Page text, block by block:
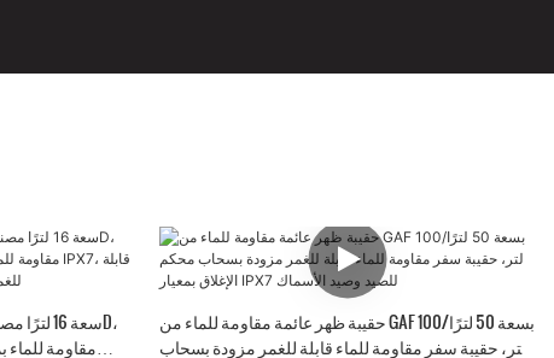
حقيبة ظهر عائمة مقاومة للماء من GAF بسعة 50 لترًا/100
لتر، حقيبة سفر مقاومة للماء قابلة للغمر مزودة بسحاب